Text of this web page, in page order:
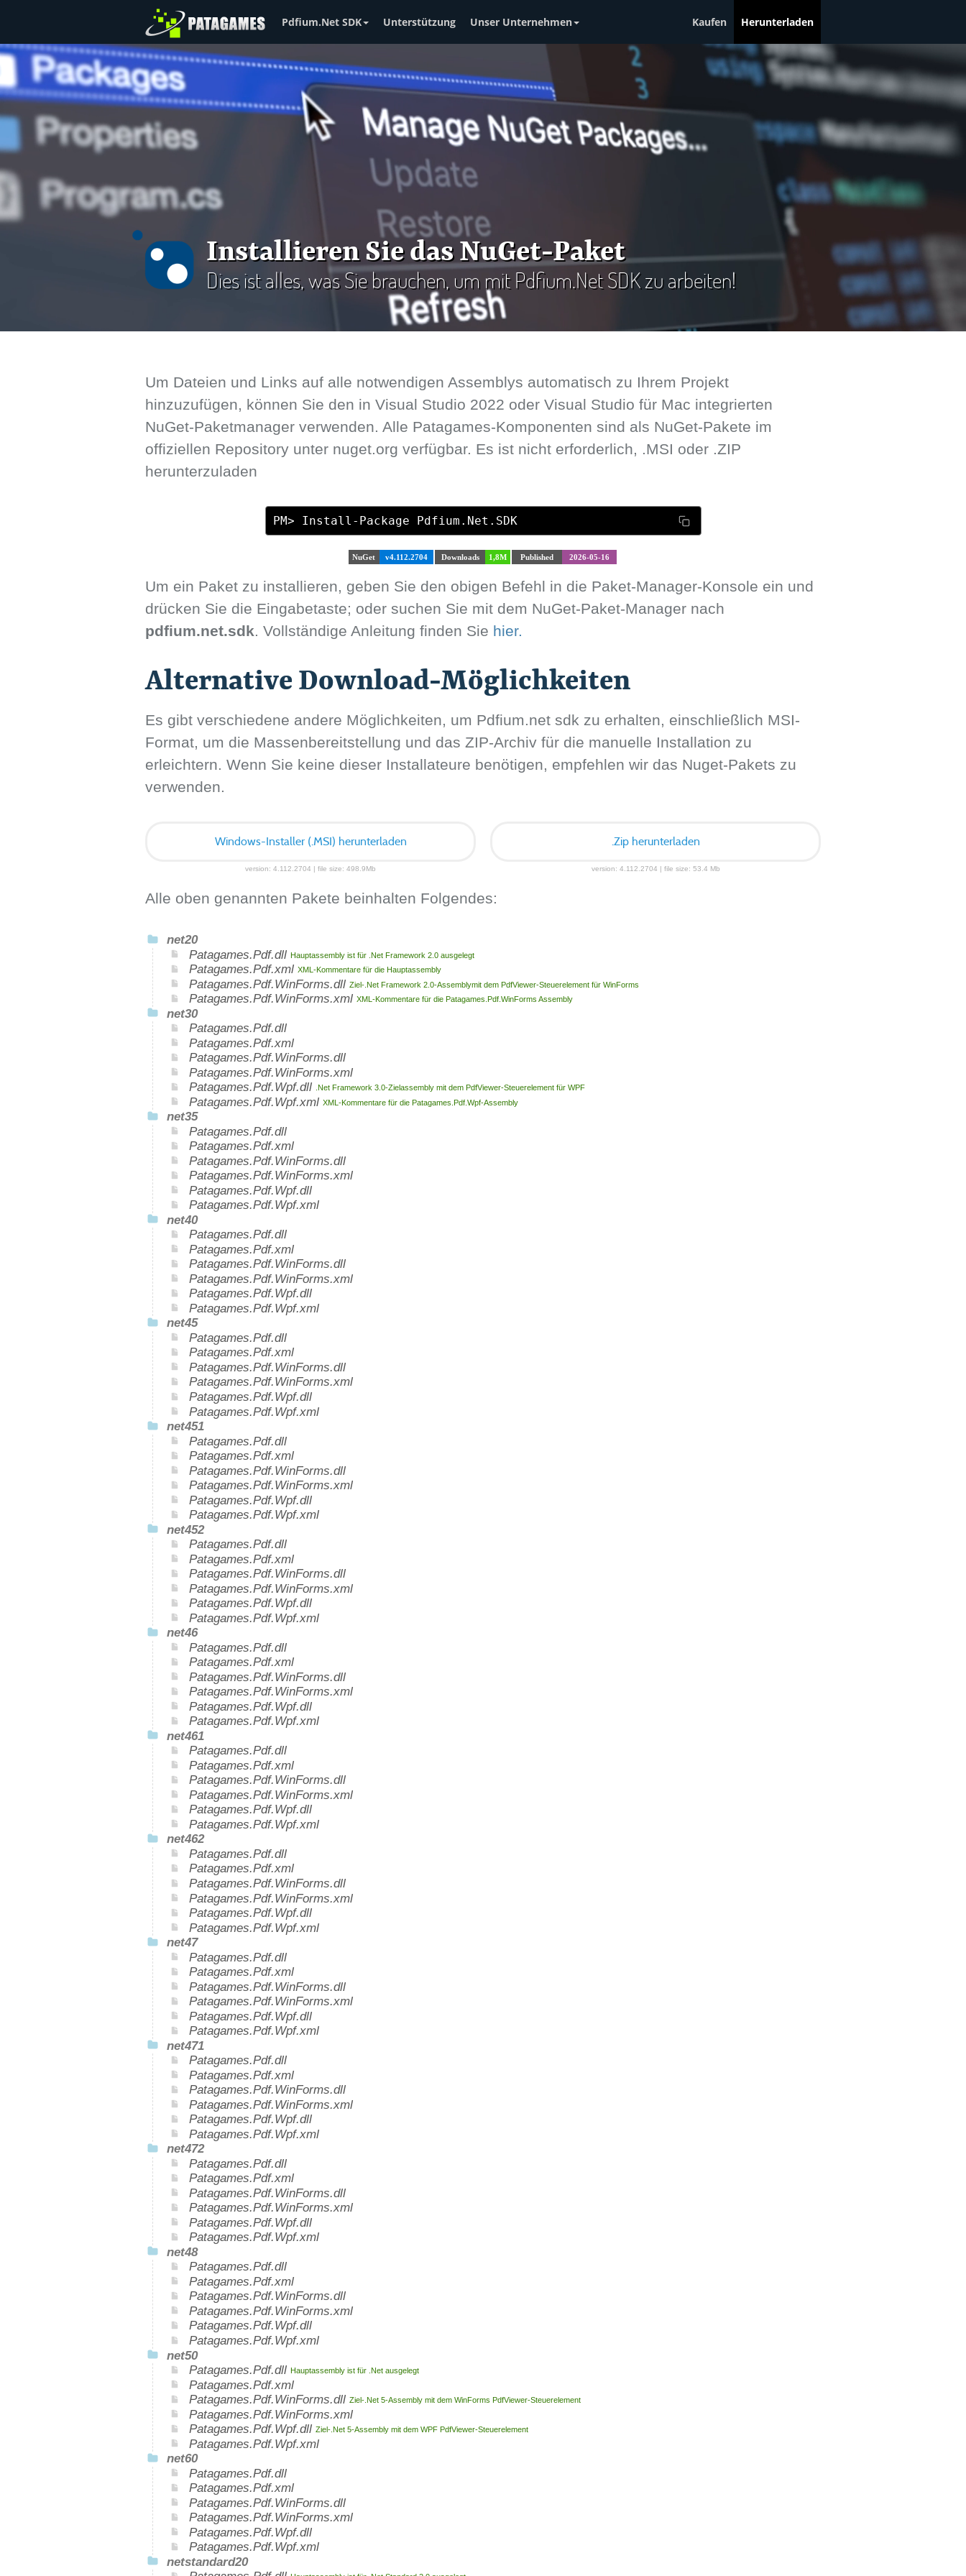
Pdfium.Net SDK Unterstützung Unser Unternehmen Kaufen Herunterladen
Installieren Sie das NuGet-Paket
Dies ist alles, was Sie brauchen, um mit Pdfium.Net SDK zu arbeiten!
Um Dateien und Links auf alle notwendigen Assemblys automatisch zu Ihrem Projekt
hinzuzufügen, können Sie den in Visual Studio 2022 oder Visual Studio für Mac integrierten
NuGet-Paketmanager verwenden. Alle Patagames-Komponenten sind als NuGet-Pakete im
offiziellen Repository unter nuget.org verfügbar. Es ist nicht erforderlich, .MSI oder .ZIP
herunterzuladen
PM> Install-Package Pdfium.Net.SDK
NuGet v4.112.2704 Downloads 1,8M Published 2026-05-16
Um ein Paket zu installieren, geben Sie den obigen Befehl in die Paket-Manager-Konsole ein und
drücken Sie die Eingabetaste; oder suchen Sie mit dem NuGet-Paket-Manager nach
pdfium.net.sdk. Vollständige Anleitung finden Sie hier.
Alternative Download-Möglichkeiten
Es gibt verschiedene andere Möglichkeiten, um Pdfium.net sdk zu erhalten, einschließlich MSI-
Format, um die Massenbereitstellung und das ZIP-Archiv für die manuelle Installation zu
erleichtern. Wenn Sie keine dieser Installateure benötigen, empfehlen wir das Nuget-Pakets zu
verwenden.
Windows-Installer (.MSI) herunterladen
version: 4.112.2704 | file size: 498.9Mb
.Zip herunterladen
version: 4.112.2704 | file size: 53.4 Mb
Alle oben genannten Pakete beinhalten Folgendes:
net20
Patagames.Pdf.dll Hauptassembly ist für .Net Framework 2.0 ausgelegt
Patagames.Pdf.xml XML-Kommentare für die Hauptassembly
Patagames.Pdf.WinForms.dll Ziel-.Net Framework 2.0-Assemblymit dem PdfViewer-Steuerelement für WinForms
Patagames.Pdf.WinForms.xml XML-Kommentare für die Patagames.Pdf.WinForms Assembly
net30
Patagames.Pdf.dll
Patagames.Pdf.xml
Patagames.Pdf.WinForms.dll
Patagames.Pdf.WinForms.xml
Patagames.Pdf.Wpf.dll
.Net Framework 3.0-Zielassembly mit dem PdfViewer-Steuerelement für WPF
Patagames.Pdf.Wpf.xml XML-Kommentare für die Patagames.Pdf.Wpf-Assembly
net35
Patagames.Pdf.dll
Patagames.Pdf.xml
Patagames.Pdf.WinForms.dll
Patagames.Pdf.WinForms.xml
Patagames.Pdf.Wpf.dll
Patagames.Pdf.Wpf.xml
net40
Patagames.Pdf.dll
Patagames.Pdf.xml
Patagames.Pdf.WinForms.dll
Patagames.Pdf.WinForms.xml
Patagames.Pdf.Wpf.dll
Patagames.Pdf.Wpf.xml
net45
Patagames.Pdf.dll
Patagames.Pdf.xml
Patagames.Pdf.WinForms.dll
Patagames.Pdf.WinForms.xml
Patagames.Pdf.Wpf.dll
Patagames.Pdf.Wpf.xml
net451
Patagames.Pdf.dll
Patagames.Pdf.xml
Patagames.Pdf.WinForms.dll
Patagames.Pdf.WinForms.xml
Patagames.Pdf.Wpf.dll
Patagames.Pdf.Wpf.xml
net452
Patagames.Pdf.dll
Patagames.Pdf.xml
Patagames.Pdf.WinForms.dll
Patagames.Pdf.WinForms.xml
Patagames.Pdf.Wpf.dll
Patagames.Pdf.Wpf.xml
net46
Patagames.Pdf.dll
Patagames.Pdf.xml
Patagames.Pdf.WinForms.dll
Patagames.Pdf.WinForms.xml
Patagames.Pdf.Wpf.dll
Patagames.Pdf.Wpf.xml
net461
Patagames.Pdf.dll
Patagames.Pdf.xml
Patagames.Pdf.WinForms.dll
Patagames.Pdf.WinForms.xml
Patagames.Pdf.Wpf.dll
Patagames.Pdf.Wpf.xml
net462
Patagames.Pdf.dll
Patagames.Pdf.xml
Patagames.Pdf.WinForms.dll
Patagames.Pdf.WinForms.xml
Patagames.Pdf.Wpf.dll
Patagames.Pdf.Wpf.xml
net47
Patagames.Pdf.dll
Patagames.Pdf.xml
Patagames.Pdf.WinForms.dll
Patagames.Pdf.WinForms.xml
Patagames.Pdf.Wpf.dll
Patagames.Pdf.Wpf.xml
net471
Patagames.Pdf.dll
Patagames.Pdf.xml
Patagames.Pdf.WinForms.dll
Patagames.Pdf.WinForms.xml
Patagames.Pdf.Wpf.dll
Patagames.Pdf.Wpf.xml
net472
Patagames.Pdf.dll
Patagames.Pdf.xml
Patagames.Pdf.WinForms.dll
Patagames.Pdf.WinForms.xml
Patagames.Pdf.Wpf.dll
Patagames.Pdf.Wpf.xml
net48
Patagames.Pdf.dll
Patagames.Pdf.xml
Patagames.Pdf.WinForms.dll
Patagames.Pdf.WinForms.xml
Patagames.Pdf.Wpf.dll
Patagames.Pdf.Wpf.xml
net50
Patagames.Pdf.dll Hauptassembly ist für .Net ausgelegt
Patagames.Pdf.xml
Patagames.Pdf.WinForms.dll Ziel-.Net 5-Assembly mit dem WinForms PdfViewer-Steuerelement
Patagames.Pdf.WinForms.xml
Patagames.Pdf.Wpf.dll Ziel-.Net 5-Assembly mit dem WPF PdfViewer-Steuerelement
Patagames.Pdf.Wpf.xml
net60
Patagames.Pdf.dll
Patagames.Pdf.xml
Patagames.Pdf.WinForms.dll
Patagames.Pdf.WinForms.xml
Patagames.Pdf.Wpf.dll
Patagames.Pdf.Wpf.xml
netstandard20